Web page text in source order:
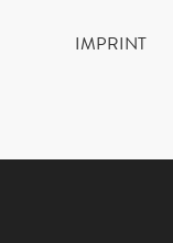
IMPRINT